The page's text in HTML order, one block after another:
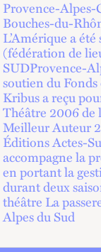
Provence-Alpes-
Bouches-du-
L’Amérique a
(fédération de
SUDProvence-
soutien du
Kribus a reçu
Théâtre 2006
Meilleur Auteur
Éditions Actes-
accompagne la
en portant la
durant deux
théâtre La
Alpes du Sud